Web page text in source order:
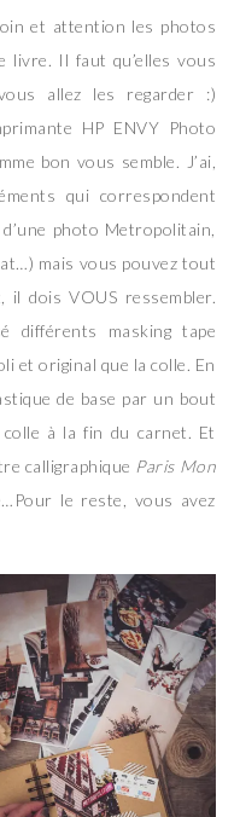
et attention les photos
livre. Il faut qu’elles vous
allez les regarder :)
HP ENVY Photo
bon vous semble. J’ai,
qui correspondent
photo Metropolitain,
mais vous pouvez tout
il dois VOUS ressembler.
différents masking tape
et original que la colle. En
de base par un bout
à la fin du carnet. Et
calligraphique Paris Mon
le reste, vous avez